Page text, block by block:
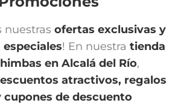
nuestras ofertas exclusivas y
! En nuestra tienda
en Alcalá del Río,
atractivos, regalos
cupones de descuento